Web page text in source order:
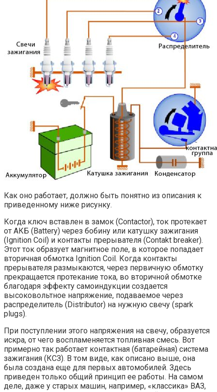
Как оно работает, должно быть понятно из описания к
приведенному ниже рисунку.
Когда ключ вставлен в замок (Contactor), ток протекает
от АКБ (Battery) через бобину или катушку зажигания
(Ignition Coil) и контакты прерывателя (Contakt breaker).
Этот ток образует магнитное поле, в которое попадает
вторичная обмотка Ignition Coil. Когда контакты
прерывателя размыкаются, через первичную обмотку
прекращается протекание тока, во вторичной обмотке
благодаря эффекту самоиндукции создается
высоковольтное напряжение, подаваемое через
распределитель (Distributor) на нужную свечу (spark
plugs).
При поступлении этого напряжения на свечу, образуется
искра, от чего воспламеняется топливная смесь. Вот
примерно так работает контактная (батарейная) система
зажигания (КСЗ). В том виде, как описано выше, она
была создана еще для первых автомобилей. Здесь
приведен только общий принцип ее работы. На самом
деле, даже у старых машин, например, «классика» ВАЗ,